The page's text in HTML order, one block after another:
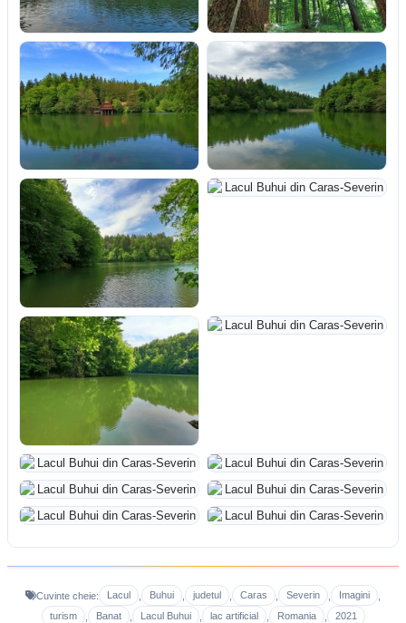
Cuvinte cheie: Lacul Buhui judetul Caras Severin Imagini
turism
Banat Lacul Buhui lac artificial Romania 2021